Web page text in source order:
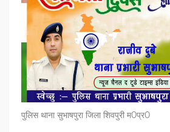
पुलिस थाना सुभाषपुरा जिला शिवपुरी म0प्र0